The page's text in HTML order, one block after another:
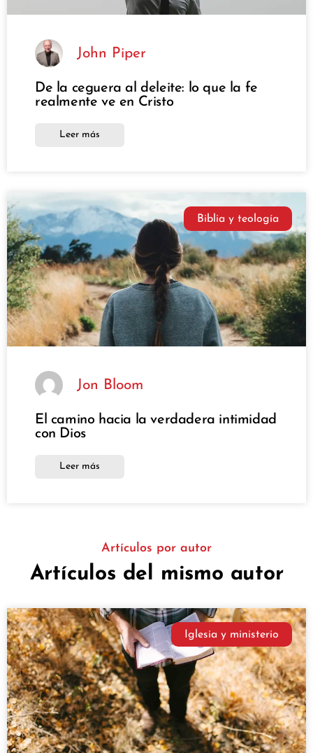
John Piper
De la ceguera al deleite: lo que la fe
realmente ve en Cristo
Leer más
Biblia y teología
Jon Bloom
El camino hacia la verdadera intimidad
con Dios
Leer más
Artículos por autor
Artículos del mismo autor
Iglesia y ministerio